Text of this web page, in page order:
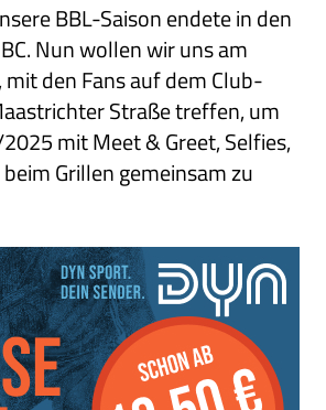
BBL-Saison endete in den
Nun wollen wir uns am
den Fans auf dem Club-
Straße treffen, um
mit Meet & Greet, Selfies,
Grillen gemeinsam zu